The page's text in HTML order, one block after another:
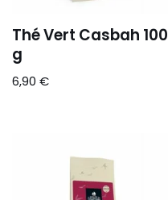
Thé Vert Casbah 100
g
6,90 €